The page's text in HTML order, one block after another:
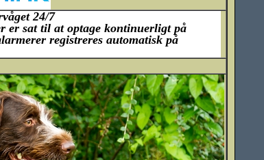
24/7
er sat til at optage kontinuerligt på
registreres automatisk på